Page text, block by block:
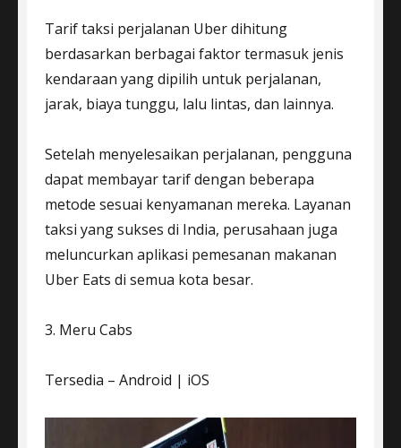
Tarif taksi perjalanan Uber dihitung
berdasarkan berbagai faktor termasuk jenis
kendaraan yang dipilih untuk perjalanan,
jarak, biaya tunggu, lalu lintas, dan lainnya.
Setelah menyelesaikan perjalanan, pengguna
dapat membayar tarif dengan beberapa
metode sesuai kenyamanan mereka. Layanan
taksi yang sukses di India, perusahaan juga
meluncurkan aplikasi pemesanan makanan
Uber Eats di semua kota besar.
3. Meru Cabs
Tersedia – Android | iOS